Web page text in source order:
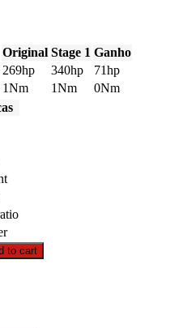
Original Stage 1 Ganho
269hp 340hp
71hp
1Nm 1Nm
0Nm
to cart